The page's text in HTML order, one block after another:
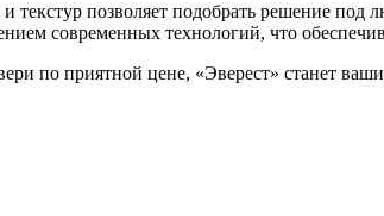
текстур позволяет подобрать решение
современных технологий, что
по приятной цене, «Эверест» станет